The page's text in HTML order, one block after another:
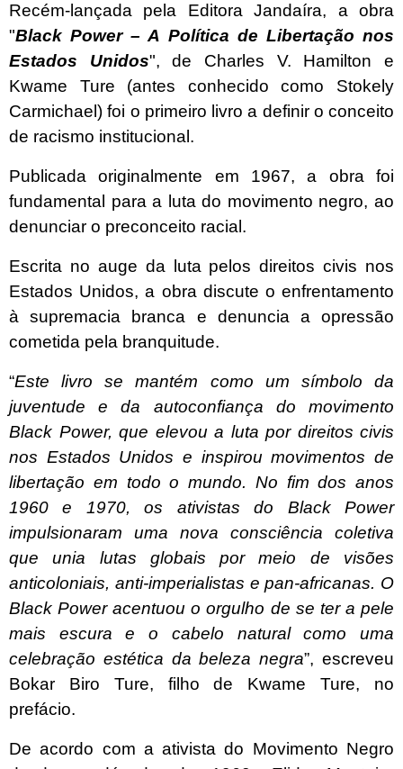
Recém-lançada pela Editora Jandaíra, a obra
"Black Power – A Política de Libertação nos
Estados Unidos", de Charles V. Hamilton e
Kwame Ture (antes conhecido como Stokely
Carmichael) foi o primeiro livro a definir o conceito
de racismo institucional.
Publicada originalmente em 1967, a obra foi
fundamental para a luta do movimento negro, ao
denunciar o preconceito racial.
Escrita no auge da luta pelos direitos civis nos
Estados Unidos, a obra discute o enfrentamento
à supremacia branca e denuncia a opressão
cometida pela branquitude.
“Este livro se mantém como um símbolo da
juventude e da autoconfiança do movimento
Black Power, que elevou a luta por direitos civis
nos Estados Unidos e inspirou movimentos de
libertação em todo o mundo. No fim dos anos
1960 e 1970, os ativistas do Black Power
impulsionaram uma nova consciência coletiva
que unia lutas globais por meio de visões
anticoloniais, anti-imperialistas e pan-africanas. O
Black Power acentuou o orgulho de se ter a pele
mais escura e o cabelo natural como uma
celebração estética da beleza negra”, escreveu
Bokar Biro Ture, filho de Kwame Ture, no
prefácio.
De acordo com a ativista do Movimento Negro